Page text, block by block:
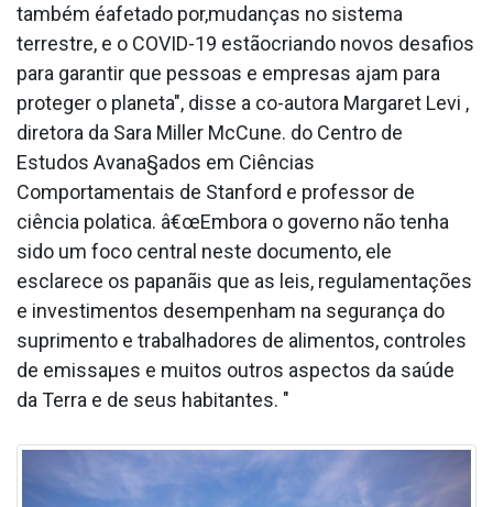
também éafetado por,mudanças no sistema
terrestre, e o COVID-19 estãocriando novos desafios
para garantir que pessoas e empresas ajam para
proteger o planeta", disse a co-autora Margaret Levi ,
diretora da Sara Miller McCune. do Centro de
Estudos Avana§ados em Ciências
Comportamentais de Stanford e professor de
ciência pola­tica. â€œEmbora o governo não tenha
sido um foco central neste documento, ele
esclarece os papanãis que as leis, regulamentações
e investimentos desempenham na segurança do
suprimento e trabalhadores de alimentos, controles
de emissaµes e muitos outros aspectos da saúde
da Terra e de seus habitantes. "